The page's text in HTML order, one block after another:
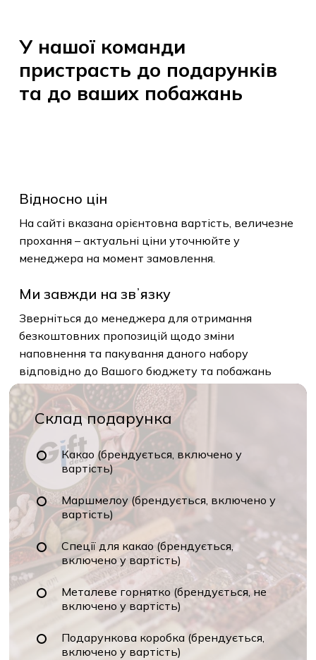
До Магазину
У нашої команди
пристрасть до подарунків
та до ваших побажань
Відносно цін
На сайті вказана орієнтовна вартість, величезне
прохання – актуальні ціни уточнюйте у
менеджера на момент замовлення.
Ми завжди на звʼязку
Зверніться до менеджера для отримання
безкоштовних пропозицій щодо зміни
наповнення та пакування даного набору
відповідно до Вашого бюджету та побажань
Склад подарунка
Какао (брендується, включено у
вартість)
Маршмелоу (брендується, включено у
вартість)
Спеції для какао (брендується,
включено у вартість)
Металеве горнятко (брендується, не
включено у вартість)
Подарункова коробка (брендується,
включено у вартість)